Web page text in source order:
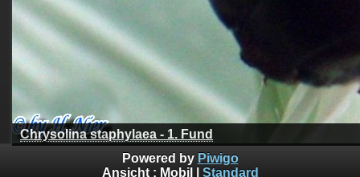
Chrysolina staphylaea - 1. Fund
Powered by Piwigo
Ansicht : Mobil Standard